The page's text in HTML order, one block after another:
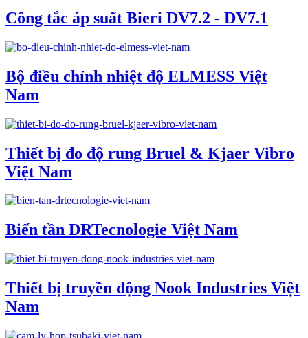
Công tắc áp suất Bieri DV7.2 - DV7.1
Bộ điều chỉnh nhiệt độ ELMESS Việt
Nam
Thiết bị đo độ rung Bruel & Kjaer Vibro
Việt Nam
Biến tần DRTecnologie Việt Nam
Thiết bị truyền động Nook Industries Việt
Nam